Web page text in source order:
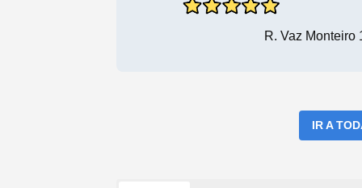
R. Vaz Monteiro
IR A